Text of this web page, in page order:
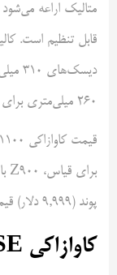
متالیک اراعه
قابل تنظیم است.
۲۶۰ میلی‌متری برای چرخ عقب در نظر گرفته شده است.
پوند (۹,۹۹۹ دلار) قیمت دارد.
کاوازاکی Z1100 SE مدل ۲۰۲۶